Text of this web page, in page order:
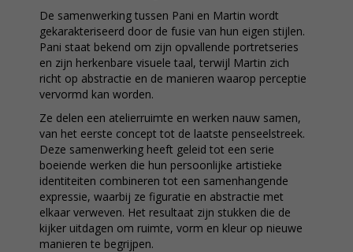
De samenwerking tussen Pani en Martin wordt
gekarakteriseerd door de fusie van hun eigen stijlen.
Pani staat bekend om zijn opvallende portretseries
en zijn herkenbare visuele taal, terwijl Martin zich
richt op abstractie en de manieren waarop perceptie
vervormd kan worden.
Ze delen een atelierruimte en werken nauw samen,
van het eerste concept tot de laatste penseelstreek.
Deze samenwerking heeft geleid tot een serie
boeiende werken die hun persoonlijke artistieke
identiteiten combineren tot een samenhangende
expressie, waarbij ze figuratie en abstractie met
elkaar verweven. Het resultaat zijn stukken die de
kijker uitdagen om ruimte, vorm en kleur op nieuwe
manieren te begrijpen.